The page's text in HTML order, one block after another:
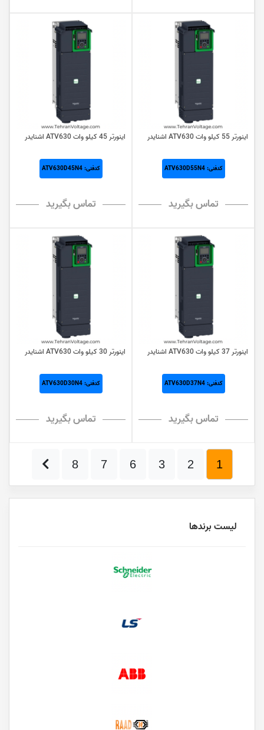
اینورتر 55 کيلو وات ATV630 اشنایدر
کدفنی: ATV630D55N4
تماس بگیرید
اینورتر 45 کيلو وات ATV630 اشنایدر
کدفنی: ATV630D45N4
تماس بگیرید
اینورتر 37 کيلو وات ATV630 اشنایدر
کدفنی: ATV630D37N4
تماس بگیرید
اینورتر 30 کيلو وات ATV630 اشنایدر
کدفنی: ATV630D30N4
تماس بگیرید
1
2
3
6
7
8
لیست برندها